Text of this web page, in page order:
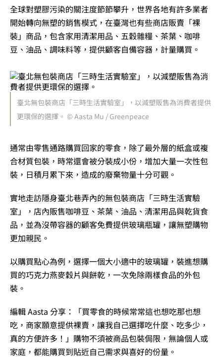
全球對塑膠污染的關注度節節攀升，世界各地有許多業者
開始轉向無塑的銷售模式，在臺灣也有些商店販賣「裸
裝」商品，包含家用清潔用品、五穀雜糧、茶葉、咖啡
豆、油品、調味料等，提供顧客自備容器，計量購買。
臺北無包裝商店「三時生活實驗室」，以減塑販售為消費者提供
更環保的選擇。 © Aasta Mu / Greenpeace
通常由零售通路購買回家的零食，除了最外層的紙盒或複
合材質包裝，時常還會被分裝成小份，增加大量一次性包
裝，日積月累下來，造成的廢棄物量十分可觀。
實地走訪隱身臺北巷弄內的無包裝商店「三時生活實驗
室」，店內販售咖啡豆、茶葉、油品、清潔用品與乾貨食
品，並為沒帶容器的顧客免費提供玻璃瓶罐，讓無塑購物
更加親民。
以購買點心為例，選擇一個大小適中的玻璃罐，裝進想購
買的巧克力燕麥穀片與餅乾，一次免除兩樣食品的外包
裝。
編輯 Aasta 分享：「買零食的時候常常這也想吃那也想
吃，商家願意提供裸賣，讓我自己選擇吃什麼、吃多少，
真的方便許多！」購物不須被商品包裝侷限，無論個人或
家庭，都能購買到貼近自己需求與喜好的份量。